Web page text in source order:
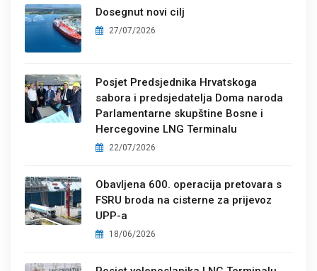
Dosegnut novi cilj
27/07/2026
Posjet Predsjednika Hrvatskoga
sabora i predsjedatelja Doma naroda
Parlamentarne skupštine Bosne i
Hercegovine LNG Terminalu
22/07/2026
Obavljena 600. operacija pretovara s
FSRU broda na cisterne za prijevoz
UPP-a
18/06/2026